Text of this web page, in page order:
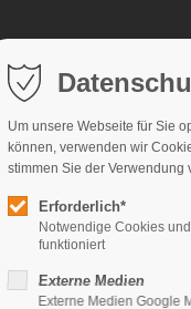
Um unsere Webseite für Sie
können, verwenden wir
stimmen Sie der Verwendung
Erforderlich*
Notwendige Cookies
funktioniert
Externe Medien
Externe Medien Google
Küche
Weihnachtsangebote